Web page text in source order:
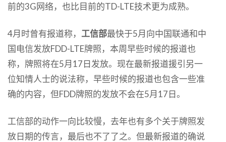
前的3G网络，也比目前的TD-LTE技术更为成熟。
4月时曾有报道称， 工信部最快于5月向中国联通和中
国电信发放FDD-LTE牌照，本周早些时候的报道也
称，牌照将在5月17日发放。现在最新报道援引另一
位知情人士的说法称，早些时候的报道也包含一些准
确的内容，但FDD牌照的发放不会在5月17日。
工信部的动作一向比较慢，去年也有多个关于牌照发
放日期的传言，最后也不了了之。但最新报道的确说